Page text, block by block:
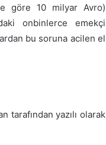
göre 10 milyar Avro)
onbinlerce emekçi
bu soruna acilen el
tarafından yazılı olarak